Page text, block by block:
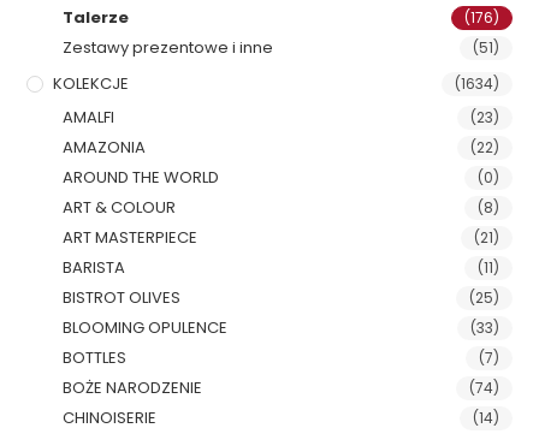
Talerze (176)
Zestawy prezentowe i inne (51)
KOLEKCJE (1634)
AMALFI (23)
AMAZONIA (22)
AROUND THE WORLD (0)
ART & COLOUR (8)
ART MASTERPIECE (21)
BARISTA (11)
BISTROT OLIVES (25)
BLOOMING OPULENCE (33)
BOTTLES (7)
BOŻE NARODZENIE (74)
CHINOISERIE (14)